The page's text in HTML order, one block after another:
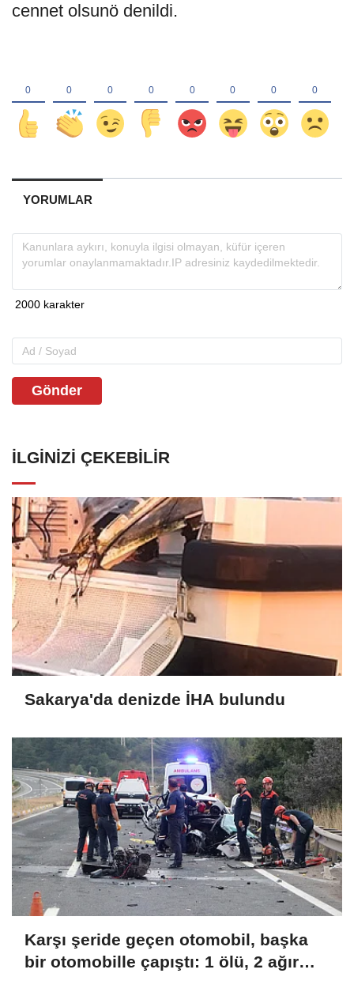
cennet olsunö denildi.
YORUMLAR
Gönder
İLGINIZI ÇEKEBILIR
Sakarya'da denizde İHA bulundu
Karşı şeride geçen otomobil, başka
bir otomobille çapıştı: 1 ölü, 2 ağır